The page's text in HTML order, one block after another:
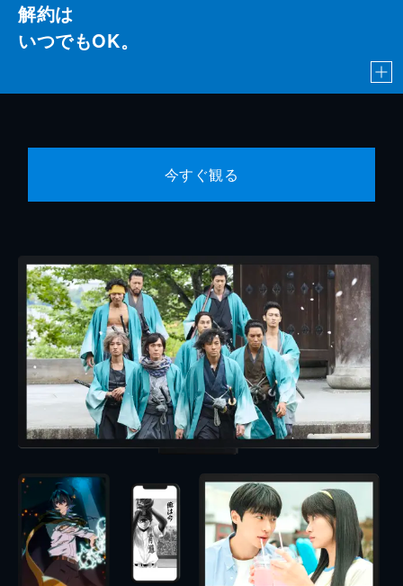
解約は
いつでもOK。
今すぐ観る